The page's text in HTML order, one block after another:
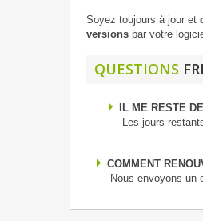
Soyez toujours à jour et
versions par votre
QUESTIONS
IL ME RESTE
Les jours
COMMENT
Nous envoyons un